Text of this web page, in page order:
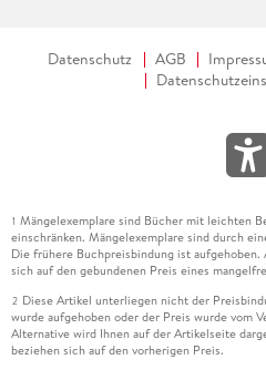
Datenschutz AGB
1 Mängelexemplare sind Bücher mit leichten
einschränken. Mängelexemplare sind durch
Die frühere Buchpreisbindung ist aufgehoben.
sich auf den gebundenen Preis eines
2 Diese Artikel unterliegen nicht der
wurde aufgehoben oder der Preis wurde vom
Alternative wird Ihnen auf der Artikelseite
beziehen sich auf den vorherigen Preis.